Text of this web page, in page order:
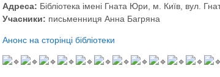
Адреса: Бібліотека імені Гната Юри, м. Київ, вул.
Учасники: письменниця Анна Багряна
Анонс на сторінці бібліотеки